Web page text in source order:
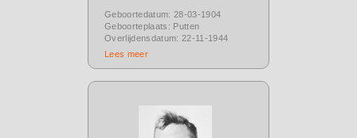
Geboortedatum: 28-03-1904
Geboorteplaats: Putten
Overlijdensdatum: 22-11-1944
Lees meer